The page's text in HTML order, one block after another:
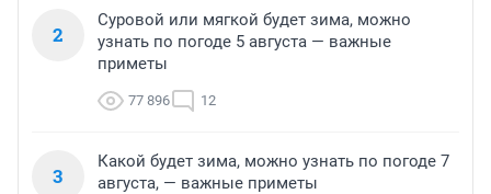
2
Суровой или мягкой будет зима, можно
узнать по погоде 5 августа — важные
приметы
77 896 12
3
Какой будет зима, можно узнать по погоде 7
августа, — важные приметы